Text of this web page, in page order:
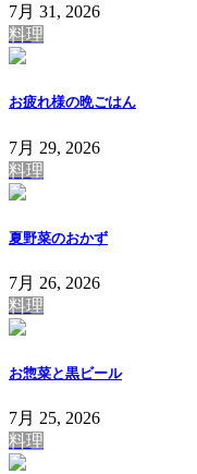
7月 31, 2026
料理
お疲れ様の晩ごはん
7月 29, 2026
料理
夏野菜のおかず
7月 26, 2026
料理
お惣菜と黒ビール
7月 25, 2026
料理